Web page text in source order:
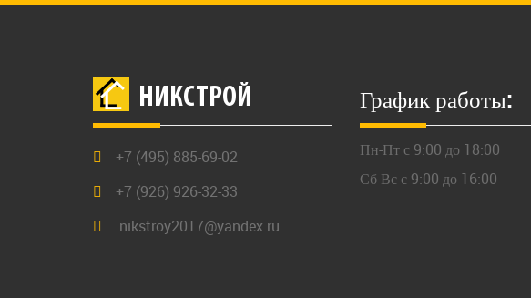
НИКСТРОЙ
+7 (495) 885-69-02
+7 (926) 926-32-33
nikstroy2017@yandex.ru
График работы:
Пн-Пт с 9:00 до 18:00
Сб-Вс с 9:00 до 16:00